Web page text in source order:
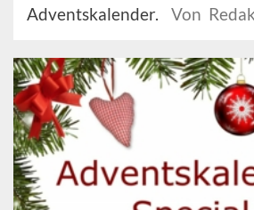
Adventskalender.
Von